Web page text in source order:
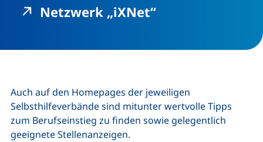
Netzwerk „iXNet“(externer Link,
Auch auf den Homepages der jeweiligen
Selbsthilfeverbände sind mitunter wertvolle Tipps
zum Berufseinstieg zu finden sowie gelegentlich
geeignete Stellenanzeigen.